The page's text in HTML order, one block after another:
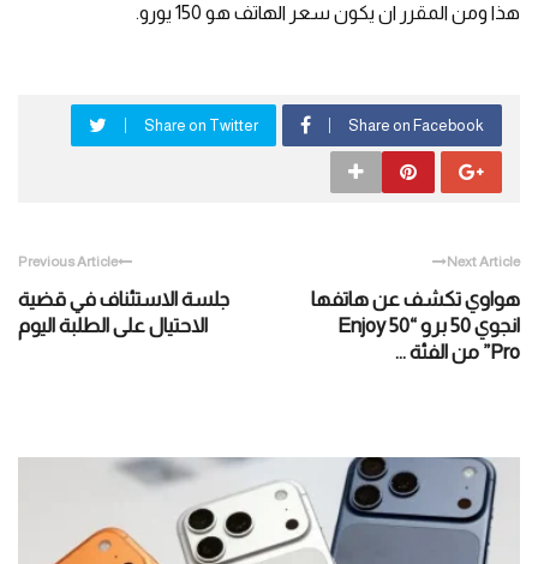
هذا ومن المقرر ان يكون سعر الهاتف هو 150 يورو.
Share on Facebook
Share on Twitter
Previous Article
جلسة الاستئناف في قضية
الاحتيال على الطلبة اليوم
Next Article
هواوي تكشف عن هاتفها
انجوي 50 برو “Enjoy 50
Pro” من الفئة ...